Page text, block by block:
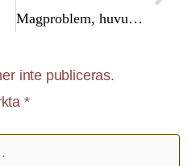
Magproblem, huvudvärk eller kramp när du knarkar?
inte publiceras.
*